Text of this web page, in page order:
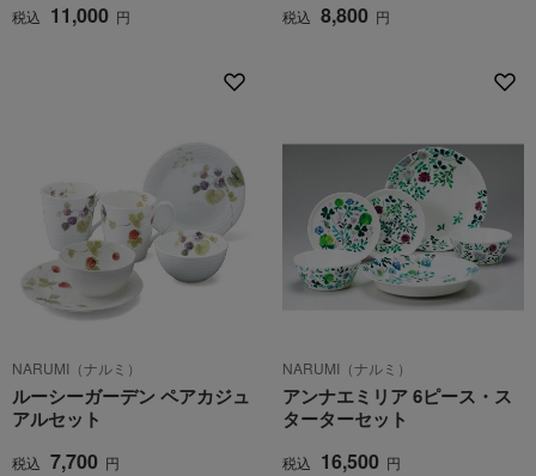
税込 11,000 円 税込 8,800 円
NARUMI（ナルミ）
ルーシーガーデン ペアカジュ
アルセット
税込 7,700 円
NARUMI（ナルミ）
アンナエミリア 6ピース・ス
ターターセット
税込 16,500 円